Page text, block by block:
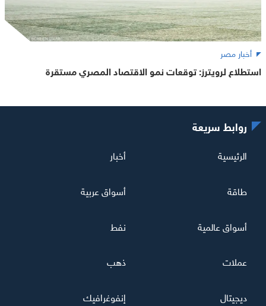
أخبار مصر
استطلاع لرويترز: توقعات نمو الاقتصاد المصري مستقرة
روابط سريعة
الرئيسية أخبار
طاقة أسواق عربية
أسواق عالمية نفط
عملات ذهب
ديجيتال إنفوغرافيك